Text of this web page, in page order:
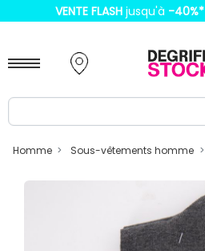
VENTE FLASH jusqu'à -40%*
Homme Sous-vêtements homme